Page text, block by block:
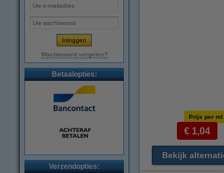
Wachtwoord vergeten?
Betaalopties:
Verzendopties:
Prijs per ml
€ 1,04
Bekijk